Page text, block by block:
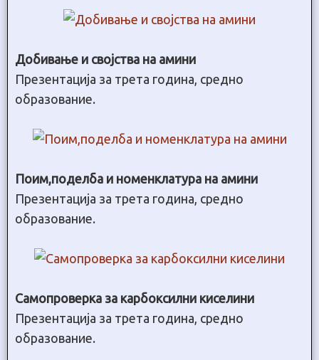
Добивање и својства на амини
Презентација за трета година, средно
образование.
Поим,поделба и номенклатура на амини
Презентација за трета година, средно
образование.
Самопроверка за карбоксилни киселини
Презентација за трета година, средно
образование.